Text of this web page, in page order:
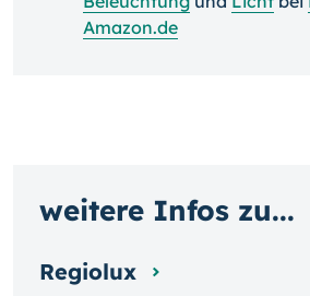
Amazon.de
weitere Infos zu...
Regiolux